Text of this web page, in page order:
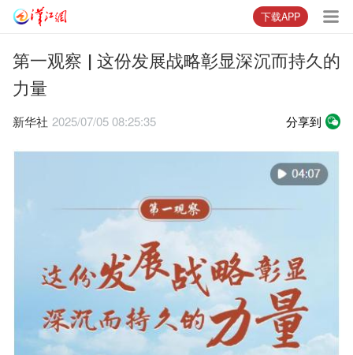
下载APP
第一观察 | 这份发展战略彰显深沉而持久的
力量
新华社 2025/07/05 08:25:35 分享到